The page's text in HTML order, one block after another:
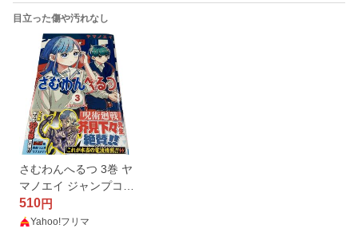
目立った傷や汚れなし
さむわんへるつ 3巻 ヤ
マノエイ ジャンプコミ
ックス
510円
Yahoo!フリマ